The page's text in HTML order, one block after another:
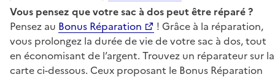
Vous pensez que votre sac à dos peut être réparé ?
Pensez au Bonus Réparation
! Grâce à la réparation,
vous prolongez la durée de vie de votre sac à dos, tout
en économisant de l’argent. Trouvez un réparateur sur la
carte ci-dessous. Ceux proposant le Bonus Réparation